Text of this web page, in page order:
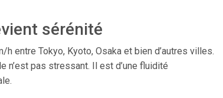
sérénité
entre Tokyo, Kyoto, Osaka et bien d’autres villes.
n’est pas stressant. Il est d’une fluidité